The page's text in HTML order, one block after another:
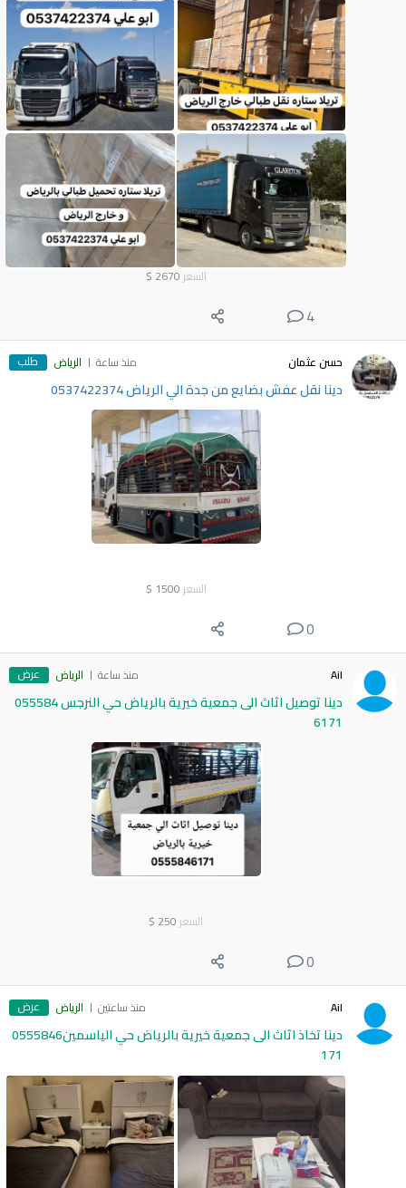
السعر 2670
$
4
حسن عثمان منذ ساعة الرياض طلب
دينا نقل عفش بضايع من جدة الي الرياض 0537422374
السعر 1500
$
0
Ail منذ ساعة الرياض عرض
دينا توصيل اثاث الى جمعية خيرية بالرياض حي النرجس 055584
6171
السعر 250
$
0
Ail منذ ساعتين الرياض عرض
دينا تخاذ اثاث الى جمعية خيرية بالرياض حي الياسمين0555846
171